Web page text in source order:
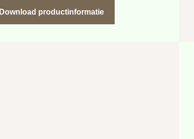
Download productinformatie